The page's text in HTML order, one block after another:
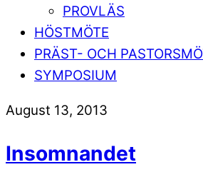
PROVLÄS
HÖSTMÖTE
PRÄST- OCH
SYMPOSIUM
August 13, 2013
Insomnandet